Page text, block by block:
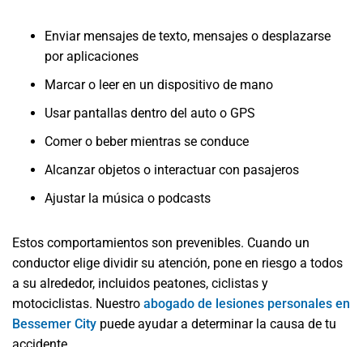
Enviar mensajes de texto, mensajes o desplazarse
por aplicaciones
Marcar o leer en un dispositivo de mano
Usar pantallas dentro del auto o GPS
Comer o beber mientras se conduce
Alcanzar objetos o interactuar con pasajeros
Ajustar la música o podcasts
Estos comportamientos son prevenibles. Cuando un
conductor elige dividir su atención, pone en riesgo a todos
a su alrededor, incluidos peatones, ciclistas y
motociclistas. Nuestro abogado de lesiones personales en
Bessemer City puede ayudar a determinar la causa de tu